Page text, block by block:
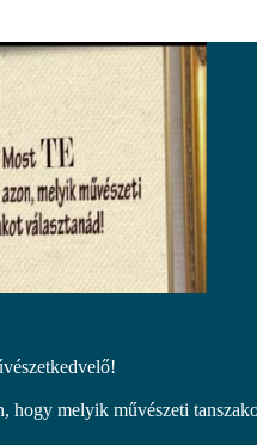
hogy melyik művészeti